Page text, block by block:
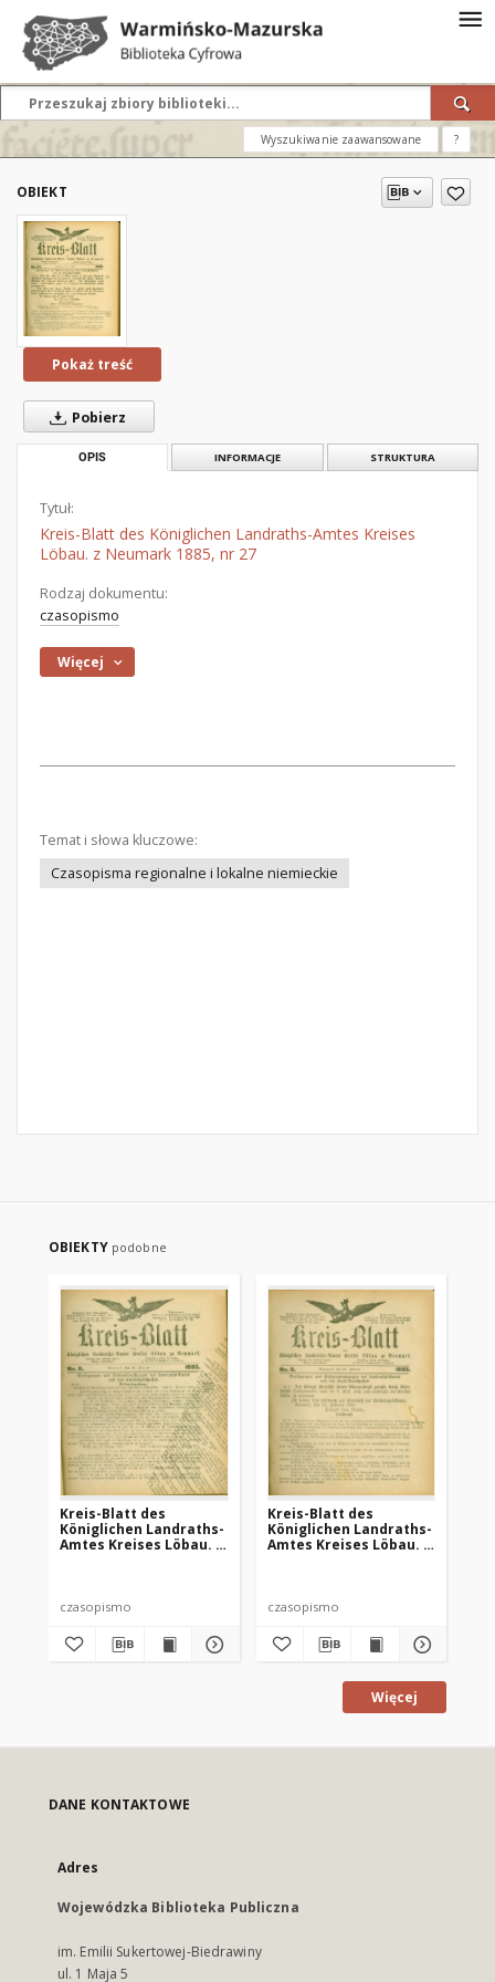
Wyszukiwanie zaawansowane ?
OBIEKT
Pokaż treść
Pobierz
OPIS INFORMACJE STRUKTURA
Tytuł:
Kreis-Blatt des Königlichen Landraths-Amtes Kreises
Löbau. z Neumark 1885, nr 27
Rodzaj dokumentu:
czasopismo
Więcej
Temat i słowa kluczowe:
Czasopisma regionalne i lokalne niemieckie
OBIEKTY podobne
Kreis-Blatt des
Königlichen Landraths-
Amtes Kreises Löbau. z
czasopismo
Kreis-Blatt des
Königlichen Landraths-
Amtes Kreises Löbau. z
czasopismo
Więcej
DANE KONTAKTOWE
Adres
Wojewódzka Biblioteka Publiczna
im. Emilii Sukertowej-Biedrawiny
ul. 1 Maja 5